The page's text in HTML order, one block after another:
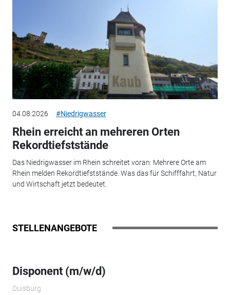
04.08.2026 #Niedrigwasser
Rhein erreicht an mehreren Orten
Rekordtiefststände
Das Niedrigwasser im Rhein schreitet voran: Mehrere Orte am
Rhein melden Rekordtiefststände. Was das für Schifffahrt, Natur
und Wirtschaft jetzt bedeutet.
STELLENANGEBOTE
Disponent (m/w/d)
Duisburg